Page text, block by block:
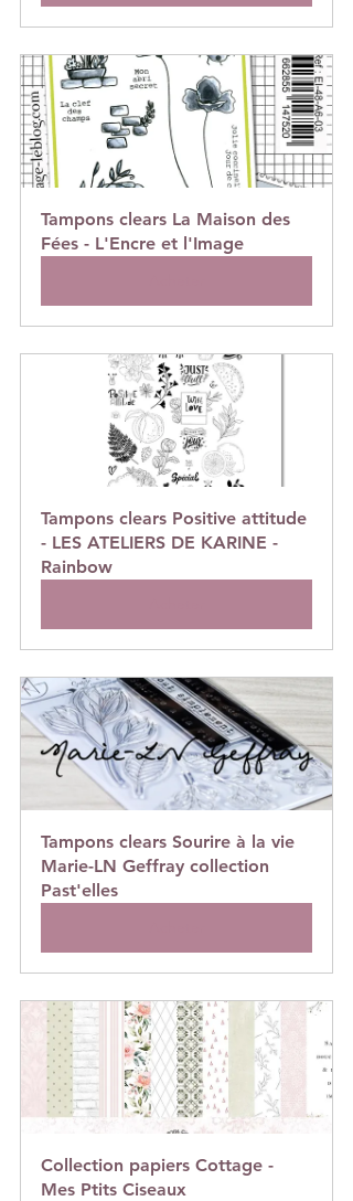
Tampons clears La Maison des
Fées - L'Encre et l'Image
Tampons clears Positive attitude
- LES ATELIERS DE KARINE -
Rainbow
Tampons clears Sourire à la vie
Marie-LN Geffray collection
Past'elles
Collection papiers Cottage -
Mes Ptits Ciseaux